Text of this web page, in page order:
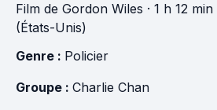
Film de Gordon Wiles · 1 h 12 min
(États-Unis)
Genre : Policier
Groupe : Charlie Chan